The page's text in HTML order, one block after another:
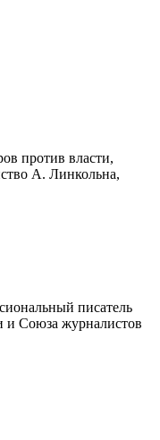
против власти,
А. Линкольна,
писатель
и Союза журналистов